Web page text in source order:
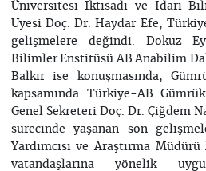
Üniversitesi İktisadi ve İdari
Üyesi Doç. Dr. Haydar Efe,
gelişmelere değindi. Dokuz
Bilimler Enstitüsü AB Anabilim
Balkır ise konuşmasında,
kapsamında Türkiye-AB
Genel Sekreteri Doç. Dr. Çiğdem
sürecinde yaşanan son
Yardımcısı ve Araştırma
vatandaşlarına yönelik